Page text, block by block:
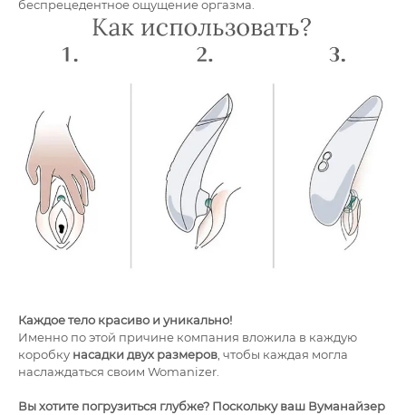
беспрецедентное ощущение оргазма.
Каждое тело красиво и уникально!
Именно по этой причине компания вложила в каждую
коробку насадки двух размеров , чтобы каждая могла
наслаждаться своим Womanizer.
Вы хотите погрузиться глубже? Поскольку ваш Вуманайзер